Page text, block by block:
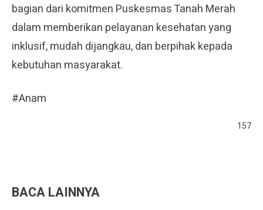
bagian dari komitmen Puskesmas Tanah Merah
dalam memberikan pelayanan kesehatan yang
inklusif, mudah dijangkau, dan berpihak kepada
kebutuhan masyarakat.
#Anam
157
BACA LAINNYA